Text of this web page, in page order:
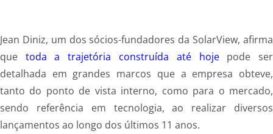
Jean Diniz, um dos sócios-fundadores da SolarView, afirma
que toda a trajetória construída até hojepode ser
detalhada em grandes marcos que a empresa obteve,
tanto do ponto de vista interno, como para o mercado,
sendo referência em tecnologia, ao realizar diversos
lançamentos ao longo dos últimos 11 anos.